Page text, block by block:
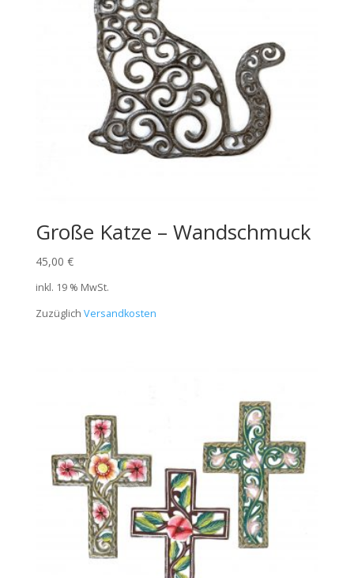
Große Katze – Wandschmuck
45,00 €
inkl. 19 % MwSt.
Zuzüglich Versandkosten